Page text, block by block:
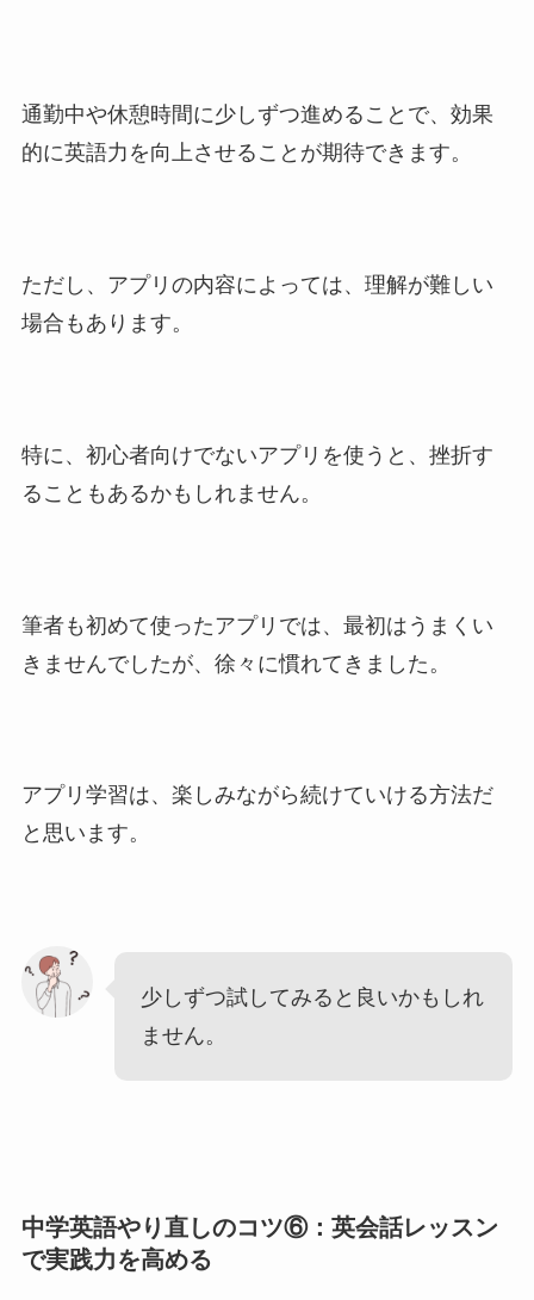
通勤中や休憩時間に少しずつ進めることで、効果
的に英語力を向上させることが期待できます。
ただし、アプリの内容によっては、理解が難しい
場合もあります。
特に、初心者向けでないアプリを使うと、挫折す
ることもあるかもしれません。
筆者も初めて使ったアプリでは、最初はうまくい
きませんでしたが、徐々に慣れてきました。
アプリ学習は、楽しみながら続けていける方法だ
と思います。
少しずつ試してみると良いかもしれ
ません。
中学英語やり直しのコツ⑥：英会話レッスン
で実践力を高める